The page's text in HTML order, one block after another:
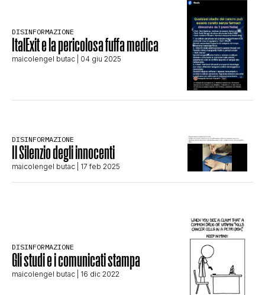
EVERGREEN
CLIMA ED ENERGIA
DISINFORMAZIONE
ItalExit e la pericolosa fuffa medica
maicolengel butac | 04 giu 2025
DISINFORMAZIONE
Il Silenzio degli innocenti
maicolengel butac | 17 feb 2025
DISINFORMAZIONE
Gli studi e i comunicati stampa
maicolengel butac | 16 dic 2022